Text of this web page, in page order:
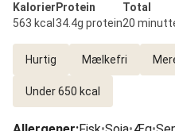
Kalorier
563 kcal
Protein
34.4g protein
Total
20
Hurtig Mælkefri
Under 650 kcal